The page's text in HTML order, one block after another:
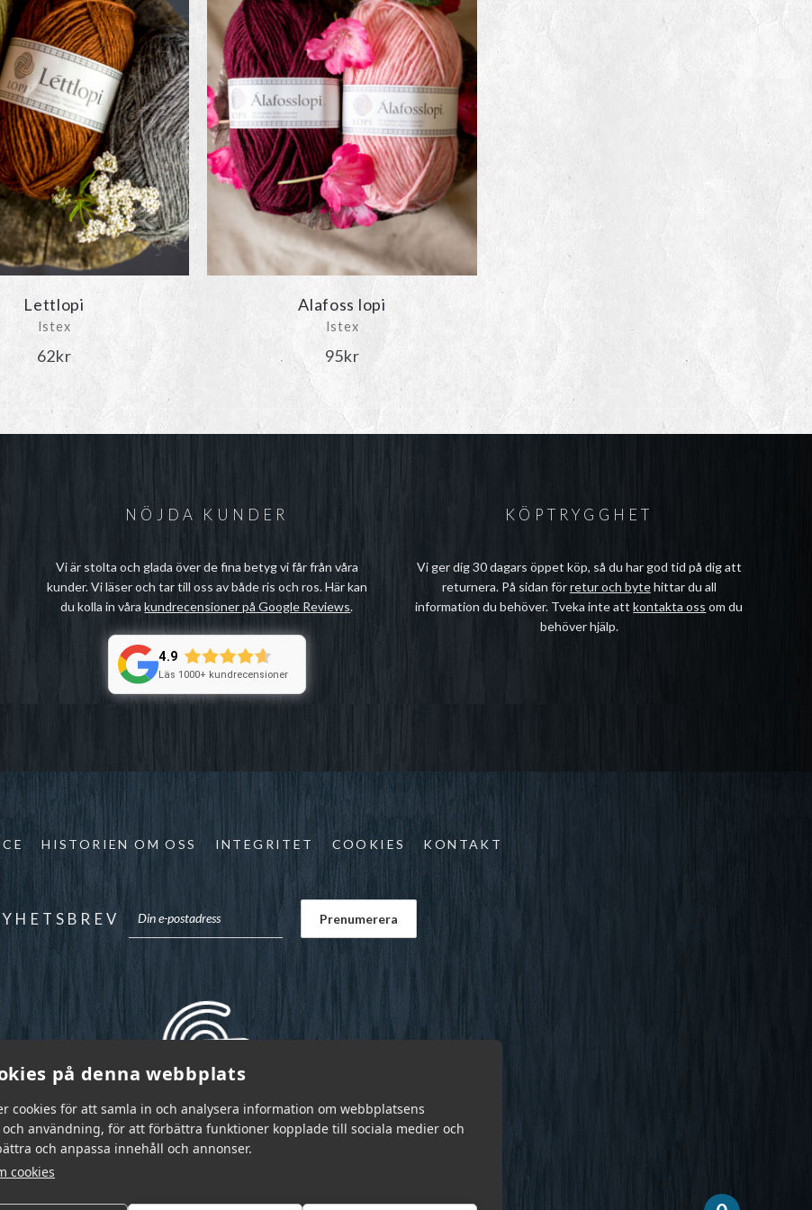
på denna webbplats
cookies för att samla in och analysera information om webbplatsens
användning, för att förbättra funktioner kopplade till sociala medier och
och anpassa innehåll och annonser.
cookies
Lettlopi
Istex
62kr
Alafoss lopi
Istex
95kr
NÖJDA KUNDER
Vi är stolta och glada över de fina betyg vi får från våra
kunder. Vi läser och tar till oss av både ris och ros. Här kan
du kolla in vårakundrecensioner på Google Reviews.
4.9
Läs 1000+ kundrecensioner
KÖPTRYGGHET
Vi ger dig 30 dagars öppet köp, så du har god tid på dig att
returnera. På sidan förretur och bytehittar du all
information du behöver. Tveka inte attkontakta oss om du
behöver hjälp.
HISTORIEN OM OSS INTEGRITET COOKIES KONTAKT